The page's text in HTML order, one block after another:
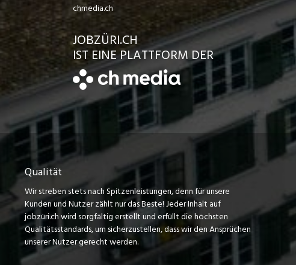
chmedia.ch
JOBZÜRI.CH
IST EINE PLATTFORM DER
Qualität
Wir streben stets nach Spitzenleistungen, denn für unsere
Kunden und Nutzer zählt nur das Beste! Jeder Inhalt auf
jobzüri.ch wird sorgfältig erstellt und erfüllt die höchsten
Qualitätsstandards, um sicherzustellen, dass wir den Ansprüchen
unserer Nutzer gerecht werden.